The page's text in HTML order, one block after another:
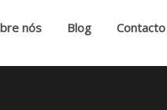
nós Blog Contacto